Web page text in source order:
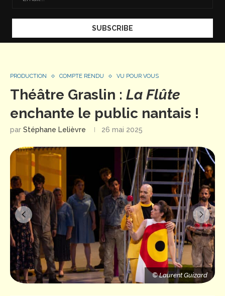
PRODUCTION COMPTE RENDU VU POUR VOUS
Théâtre Graslin : La Flûte
enchante le public nantais !
par Stéphane Lelièvre 26 mai 2025
© Laurent Guizard
© Laurent Guizard
© Laurent Guizard